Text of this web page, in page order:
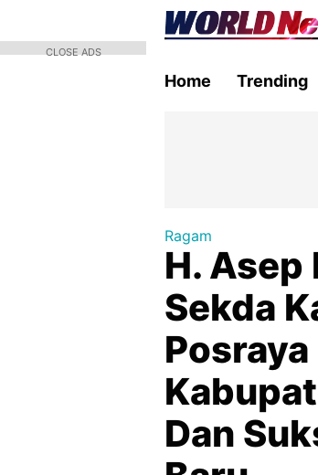
Home Trending
Ragam
H. Asep
Sekda
Dan
CLOSE ADS